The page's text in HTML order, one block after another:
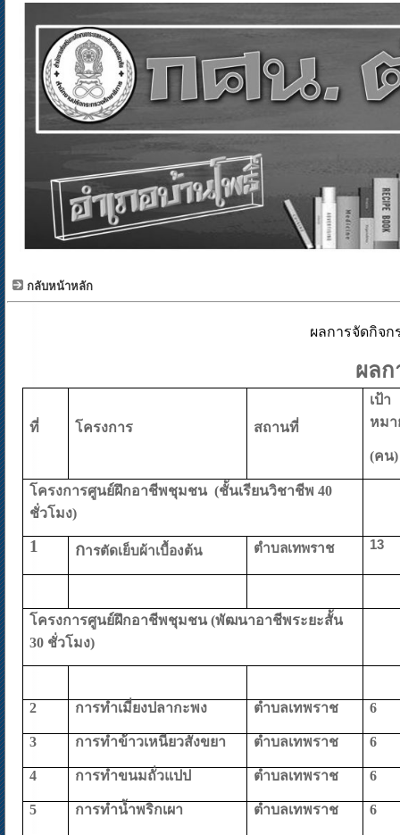
กลับหน้าหลัก
ผลการจัดกิจ
ผล
ที่ โครงการ สถานที่
เป้า
หมา
(คน)
โครงการศูนย์ฝึกอาชีพชุมชน (ชั้นเรียนวิชาชีพ 40
ชั่วโมง)
1 การตัดเย็บผ้าเบื้องต้น ตำบลเทพราช 13
โครงการศูนย์ฝึกอาชีพชุมชน (พัฒนาอาชีพระยะสั้น
30 ชั่วโมง)
2 การทำเมี่ยงปลากะพง ตำบลเทพราช 6
3 การทำข้าวเหนียวสังขยา ตำบลเทพราช 6
4 การทำขนมถั่วแปป ตำบลเทพราช 6
5 การทำน้ำพริกเผา ตำบลเทพราช 6